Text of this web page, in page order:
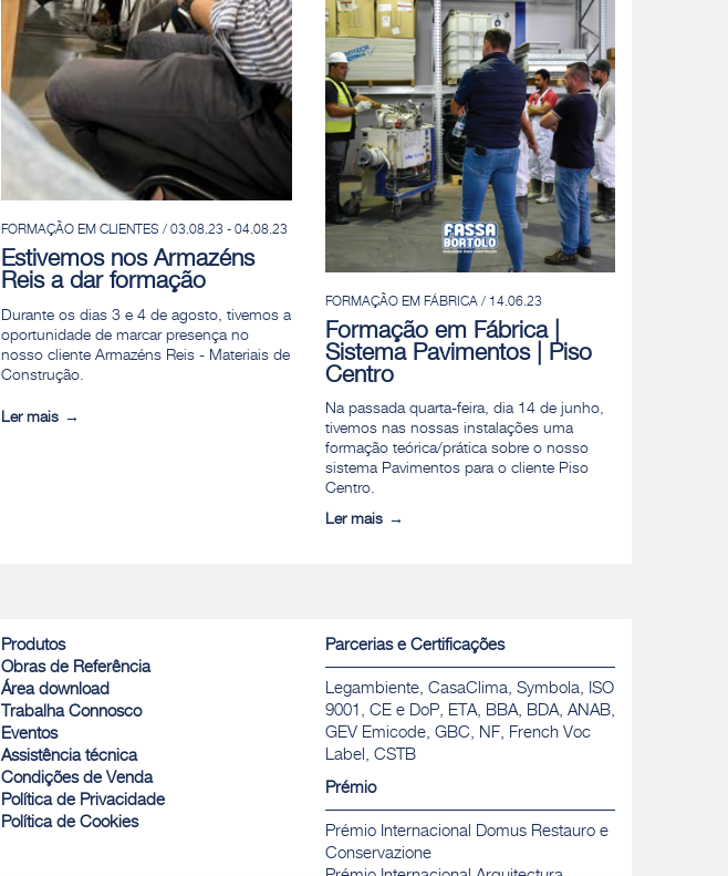
FORMAÇÃO EM CLIENTES / 03.08.23 - 04.08.23
Estivemos nos Armazéns
Reis a dar formação
Durante os dias 3 e 4 de agosto, tivemos a
oportunidade de marcar presença no
nosso cliente Armazéns Reis - Materiais de
Construção.
Ler mais
FORMAÇÃO EM FÁBRICA / 14.06.23
Formação em Fábrica |
Sistema Pavimentos | Piso
Centro
Na passada quarta-feira, dia 14 de junho,
tivemos nas nossas instalações uma
formação teórica/prática sobre o nosso
sistema Pavimentos para o cliente Piso
Centro.
Ler mais
Produtos
Obras de Referência
Área download
Trabalha Connosco
Eventos
Assistência técnica
Condições de Venda
Política de Privacidade
Política de Cookies
Parcerias e Certificações
Legambiente, CasaClima, Symbola, ISO
9001, CE e DoP, ETA, BBA, BDA, ANAB,
GEV Emicode, GBC, NF, French Voc
Label, CSTB
Prémio
Prémio Internacional Domus Restauro e
Conservazione